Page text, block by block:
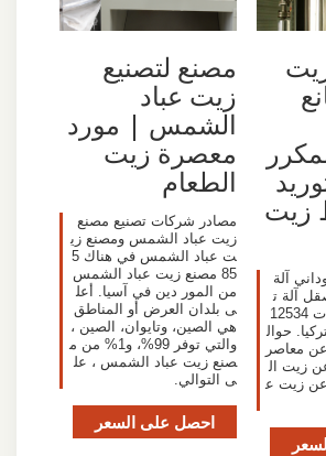
آلة
ت
منتجات 12534
ال
زيت ع
مصنع لتصنيع
زيت عباد
الشمس | مورد
معصرة زيت
الطعام
مصادر شركات تصنيع مصنع
زيت عباد الشمس ومصنع زي
ت عباد الشمس في هناك 5
85 مصنع زيت عباد الشمس
من المور دين في آسيا. أعل
ى بلدان العرض أو المناطق
هي الصين، وتايوان، الصين ،
والتي توفر 99%، و1% من م
صنع زيت عباد الشمس ، عل
ى التوالي.
احصل على السعر